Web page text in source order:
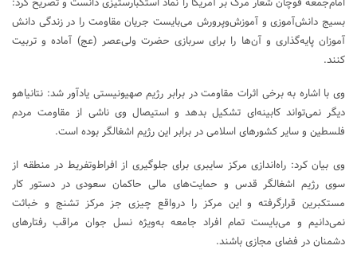
بسیج دانش‌آموزی و آموزش‌وپرورش می‌بایست جریان مقاومت را در زندگی دانش
آموزان پایه‌گذاری و آن‌ها را برای سربازی حضرت ولی‌عصر (عج) آماده و تربیت
کنند.
وی با اشاره به برخی اثرات مقاومت در برابر رژیم صهیونیستی یادآور شد: نتانیاهو
دیگر نمی‌تواند کابینه‌ای تشکیل بدهد و استیصال وی ناشی از مقاومت مردم
فلسطین و سایر کشورهای اسلامی در برابر این رژیم اشغالگر بوده است.
وی بیان کرد: راه‌اندازی مرکز سایبری برای جلوگیری از افراط‌وتفریط در منطقه از
سوی رژیم اشغالگر قدس و حمایت‌های مالی حاکمان سعودی در دستور کار
مستکبرین قرارگرفته و این مرکز را درواقع چیزی جز مرکز تشنج و خباثت
نمی‌دانیم و می‌بایست تمام افراد جامعه به‌ویژه نسل جوان مراقب رفتارهای
دشمنان در فضای مجازی باشند.